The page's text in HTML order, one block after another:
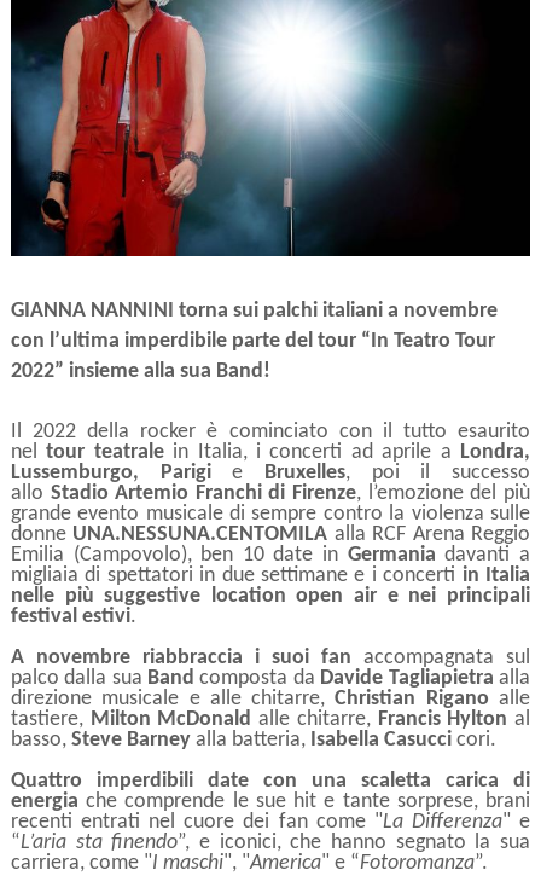
GIANNA NANNINI torna sui palchi italiani a novembre
con l’ultima imperdibile parte del tour “In Teatro Tour
2022” insieme alla sua Band!
Il 2022 della rocker è cominciato con il tutto esaurito
neltour teatralein Italia, i concerti ad aprile a Londra,
Lussemburgo, Parigie Bruxelles, poi il successo
allo Stadio Artemio Franchi di Firenze, l’emozione del più
grande evento musicale di sempre contro la violenza sulle
donne UNA.NESSUNA.CENTOMILA alla RCF Arena Reggio
Emilia (Campovolo), ben 10 date in Germaniadavanti a
migliaia di spettatori in due settimane e i concerti in Italia
nelle più suggestive location open air e nei principali
festival estivi.
A novembre riabbraccia i suoi fan accompagnata sul
palco dalla sua Band composta da Davide Tagliapietra alla
direzione musicale e alle chitarre,Christian Rigano alle
tastiere, Milton McDonald alle chitarre, Francis Hylton al
basso, Steve Barneyalla batteria, Isabella Casuccicori.
Quattro imperdibili date con una scaletta carica di
energia che comprende le sue hit e tante sorprese, brani
recenti entrati nel cuore dei fan come "La Differenza" e
“L’aria sta finendo”, e iconici, che hanno segnato la sua
carriera, come "I maschi", "America" e “Fotoromanza”.